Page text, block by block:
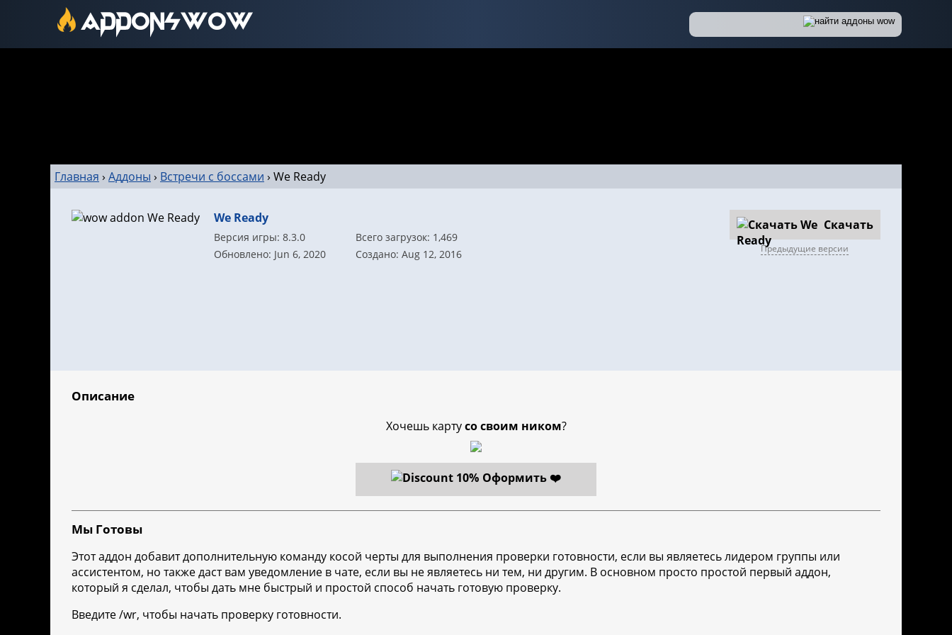
Главная › Аддоны › Встречи с боссами › We Ready
We Ready
Версия игры: 8.3.0
Всего загрузок: 1,469
Обновлено: Jun 6, 2020
Создано: Aug 12, 2016
Скачать
Предыдущие версии
Описание
Хочешь картусо своим ником?
Оформить ❤️
Мы Готовы
Этот аддон добавит дополнительную команду косой черты для выполнения проверки готовности, если вы являетесь лидером группы или
ассистентом, но также даст вам уведомление в чате, если вы не являетесь ни тем, ни другим. В основном просто простой первый аддон,
который я сделал, чтобы дать мне быстрый и простой способ начать готовую проверку.
Введите /wr, чтобы начать проверку готовности.